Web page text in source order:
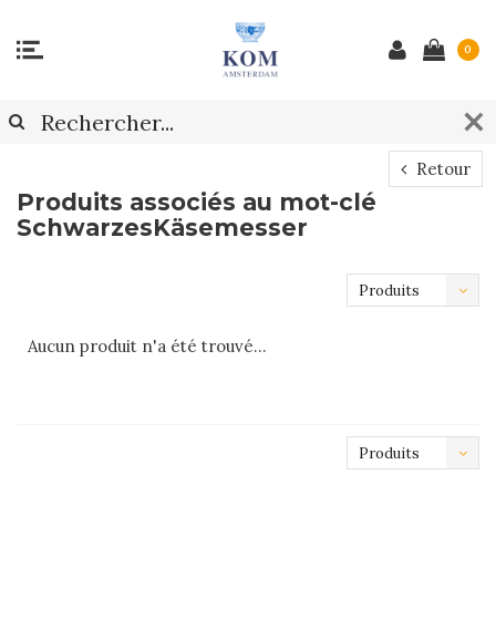
0
Retour
Produits associés au mot-clé
SchwarzesKäsemesser
Produits
Aucun produit n'a été trouvé...
Produits